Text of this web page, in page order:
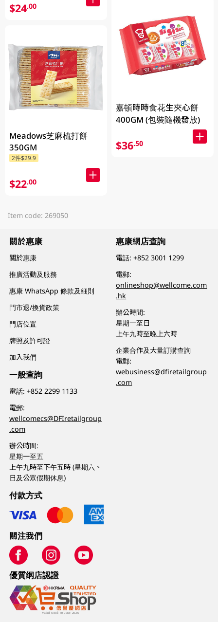
$24.00
Meadows芝麻梳打餅
350GM
2件$29.9
$22.00
嘉頓時時食花生夾心餅
400GM (包裝隨機發放)
$36.50
Item code: 269050
關於惠康
關於惠康
推廣活動及服務
惠康 WhatsApp 條款及細則
門市退/換貨政策
門店位置
牌照及許可證
加入我們
一般查詢
電話:+852 2299 1133
電郵:
wellcomecs@DFIretailgroup
.com
辦公時間:
星期一至五
上午九時至下午五時 (星期六、
日及公眾假期休息)
惠康網店查詢
電話:+852 3001 1299
電郵:
onlineshop@wellcome.com
.hk
辦公時間:
星期一至日
上午九時至晚上六時
企業合作及大量訂購查詢
電郵:
webusiness@dfiretailgroup
.com
付款方式
關注我們
優質纲店認證